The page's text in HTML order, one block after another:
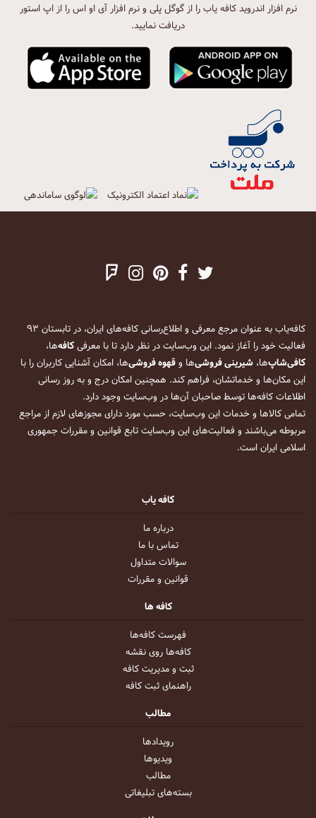
نرم افزار اندروید کافه یاب را از گوگل پلی و نرم افزار آی او اس را از اپ استور
دریافت نمایید.
کافه‌یاب به عنوان مرجع معرفی و اطلاع‌رسانی کافه‌های ایران، در تابستان ۹۳
فعالیت خود را آغاز نمود. این وب‌سایت در نظر دارد تا با معرفیکافه‌ها،
کافی‌شاپ‌ها، شیرینی فروشی‌ها وقهوه فروشی‌ها، امکان آشنایی کاربران را با
این مکان‌ها و خدماتشان، فراهم کند. همچنین امکان درج و به روز رسانی
اطلاعات کافه‌ها توسط صاحبان آن‌ها در وب‌سایت وجود دارد.
تمامی کالاها و خدمات این وب‌سایت، حسب مورد دارای مجوزهای لازم از مراجع
مربوطه می‌باشند و فعالیت‌های این وب‌سایت تابع قوانین و مقررات جمهوری
اسلامی ایران است.
کافه یاب
درباره ما
تماس با ما
سوالات متداول
قوانین و مقررات
کافه ها
فهرست کافه‌ها
کافه‌ها روی نقشه
ثبت و مدیریت کافه
راهنمای ثبت کافه
مطالب
رویداد‌ها
ویدیو‌ها
مطالب
بسته‌های تبلیغاتی